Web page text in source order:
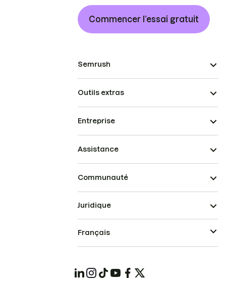
Commencer l’essai gratuit
Semrush
Outils extras
Entreprise
Assistance
Communauté
Juridique
Français